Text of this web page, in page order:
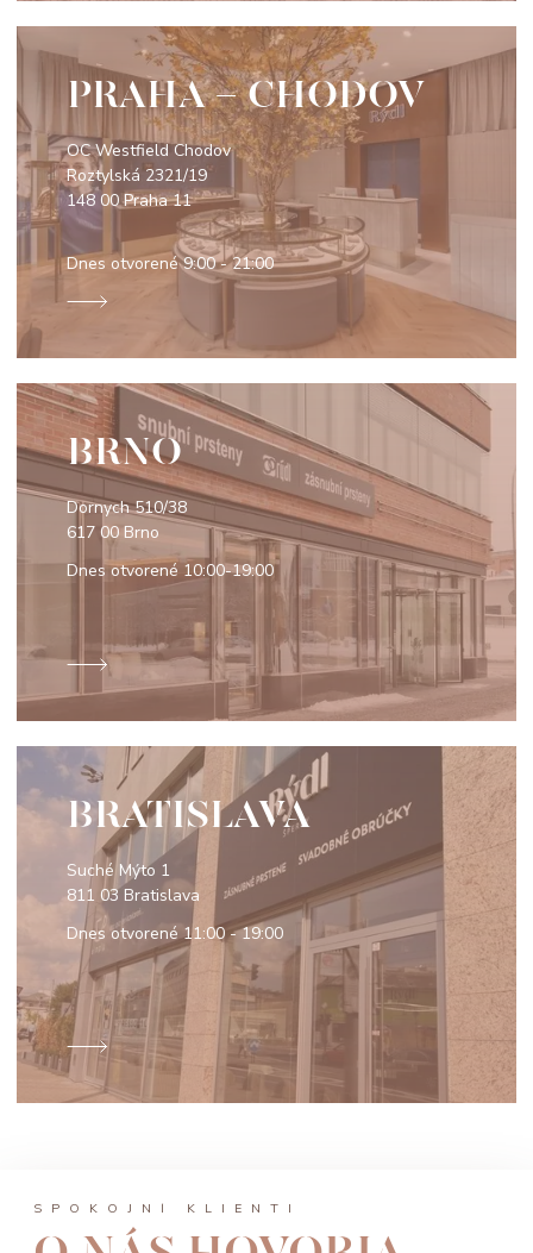
PRAHA - CHODOV
OC Westfield Chodov
Roztylská 2321/19
148 00 Praha 11
Dnes otvorené9:00 - 21:00
BRNO
Dornych 510/38
617 00 Brno
Dnes otvorené 10:00-19:00
BRATISLAVA
Suché Mýto 1
811 03 Bratislava
Dnes otvorené11:00 - 19:00
SPOKOJNÍ KLIENTI